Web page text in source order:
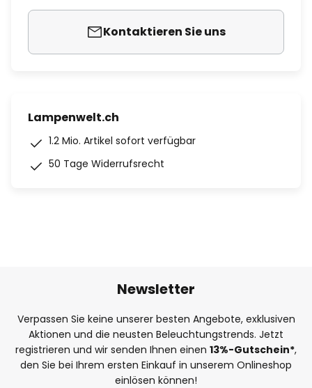
Kontaktieren Sie uns
Lampenwelt.ch
1.2 Mio. Artikel sofort verfügbar
50 Tage Widerrufsrecht
Newsletter
Verpassen Sie keine unserer besten Angebote, exklusiven
Aktionen und die neusten Beleuchtungstrends. Jetzt
registrieren und wir senden Ihnen einen 13%-Gutschein*,
den Sie bei Ihrem ersten Einkauf in unserem Onlineshop
einlösen können!